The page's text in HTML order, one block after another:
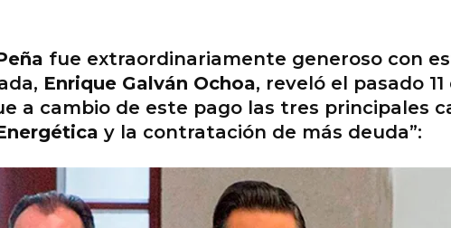
fue extraordinariamente generoso con
Enrique Galván Ochoa, reveló el pasado
a cambio de este pago las tres principales
y la contratación de más deuda”: